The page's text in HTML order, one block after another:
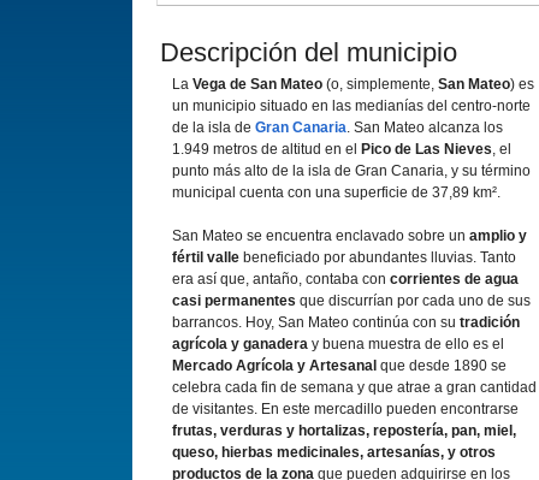
Descripción del municipio
La Vega de San Mateo (o, simplemente, San Mateo) es
un municipio situado en las medianías del centro-norte
de la isla de Gran Canaria. San Mateo alcanza los
1.949 metros de altitud en el
Pico de Las Nieves, el
punto más alto de la isla de Gran Canaria, y su término
municipal cuenta con una superficie de 37,89 km².
San Mateo se encuentra enclavado sobre un amplio y
fértil valle beneficiado por abundantes lluvias. Tanto
era así que, antaño, contaba con corrientes de agua
casi permanentes que discurrían por cada uno de sus
barrancos. Hoy, San Mateo continúa con su tradición
agrícola y ganadera y buena muestra de ello es el
Mercado Agrícola y Artesanal que desde 1890 se
celebra cada fin de semana y que atrae a gran cantidad
de visitantes. En este mercadillo pueden encontrarse
frutas, verduras y hortalizas, repostería, pan, miel,
queso, hierbas medicinales, artesanías, y otros
productos de la zona que pueden adquirirse en los